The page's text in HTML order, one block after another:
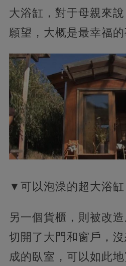
大浴缸，對于母親來
願望，大概是最幸福的
▼可以泡澡的超大浴缸
另一個貨櫃，則被改
切開了大門和窗戶，
成的臥室，可以如此地